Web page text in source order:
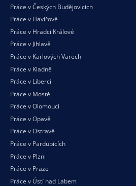
Práce v Českých Budějovicích
Práce v Havířově
Práce v Hradci Králové
Práce v Jihlavě
Práce v Karlových Varech
Práce v Kladně
Práce v Liberci
Práce v Mostě
Práce v Olomouci
Práce v Opavě
Práce v Ostravě
Práce v Pardubicích
Práce v Plzni
Práce v Praze
Práce v Ústí nad Labem